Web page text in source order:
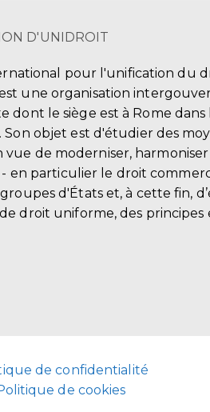
D'UNIDROIT
pour l'unification du
une organisation
dont le siège est à Rome dans
Son objet est d'étudier des
vue de moderniser,
- en particulier le droit
d'États et, à cette fin,
droit uniforme, des principes
de confidentialité
de cookies